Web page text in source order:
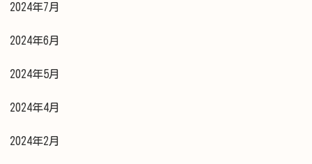
2024年7月
2024年6月
2024年5月
2024年4月
2024年2月